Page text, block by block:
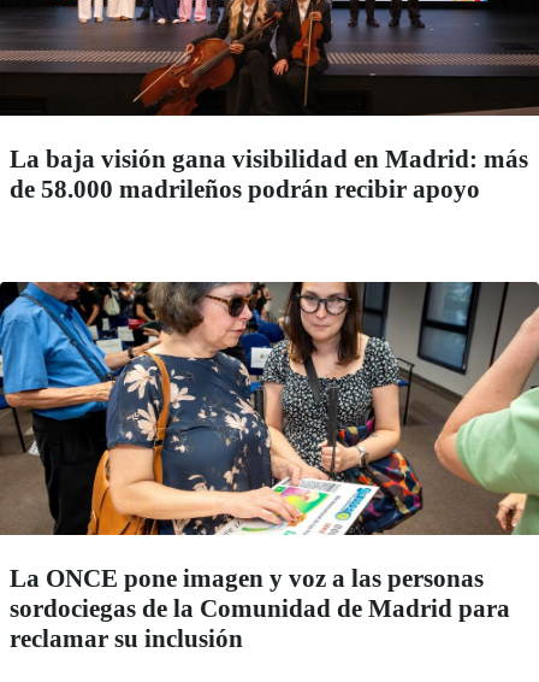
La baja visión gana visibilidad en Madrid: más
de 58.000 madrileños podrán recibir apoyo
La ONCE pone imagen y voz a las personas
sordociegas de la Comunidad de Madrid para
reclamar su inclusión